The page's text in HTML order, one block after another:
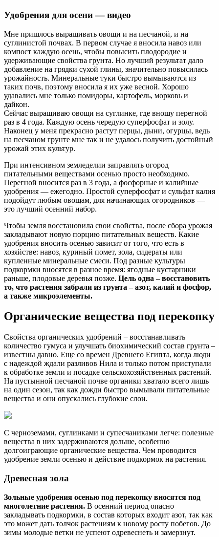
Удобрения для осени — видео
Мне пришлось выращивать овощи и на песчаной, и на
суглинистой почвах. В первом случае я вносила навоз или
компост каждую осень, чтобы повысить плодородие и
удерживающие свойства грунта. Но лучший результат дало
добавление на грядки сухой глины, значительно повысилась
урожайность. Минеральные туки быстро вымываются из
таких почв, поэтому вносила я их уже весной. Хорошо
удавались мне только помидоры, картофель, морковь и
дайкон.
Сейчас выращиваю овощи на суглинке, где вношу перегной
раз в 4 года. Каждую осень чередую суперфосфат и золу.
Наконец у меня прекрасно растут перцы, дыни, огурцы, ведь
на песчаном грунте мне так и не удалось получить достойный
урожай этих культур.
При интенсивном земледелии заправлять огород
питательными веществами осенью просто необходимо.
Перегной вносится раз в 3 года, а фосфорные и калийные
удобрения — ежегодно. Простой суперфосфат и сульфат калия
подойдут любым овощам, для начинающих огородников —
это лучший осенний набор.
Чтобы земля восстановила свои свойства, после сбора урожая
закладывают новую порцию питательных веществ. Какие
удобрения вносить осенью зависит от того, что есть в
хозяйстве: навоз, куриный помет, зола, сидераты или
купленные минеральные смеси. Под разные культуры
подкормки вносятся в разное время: ягодные кустарники
раньше, плодовые деревья позже. Цель одна – восстановить
то, что растения забрали из грунта – азот, калий и фосфор,
а также микроэлементы.
Органические вещества под перекопку
Свойства органических удобрений – восстанавливать
количество гумуса и улучшать биохимический состав грунта –
известны давно. Еще со времен Древнего Египта, когда люди
с надеждой ждали разливов Нила и только потом приступали
к обработке земли и посадке сельскохозяйственных растений.
На пустынной песчаной почве органики хватало всего лишь
на один сезон, так как дожди быстро вымывали питательные
вещества и они опускались глубокие слои.
С черноземами, суглинками и супесчаниками легче: полезные
вещества в них задерживаются дольше, особенно
долгоиграющие органические вещества. Чем проводится
удобрение земли осенью и действие подкормок на растения.
Древесная зола
Зольные удобрения осенью под перекопку вносятся под
многолетние растения. В осенний период опасно
закладывать подкормки, в состав которых входит азот, так как
это может дать толчок растениям к новому росту побегов. До
зимы молодые ветки не успеют одревеснеть и замерзнут.